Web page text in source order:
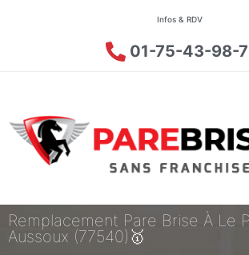
Infos & RDV
01-75-43-98-
Remplacement Pare Brise À Le
Aussoux (77540)🥇